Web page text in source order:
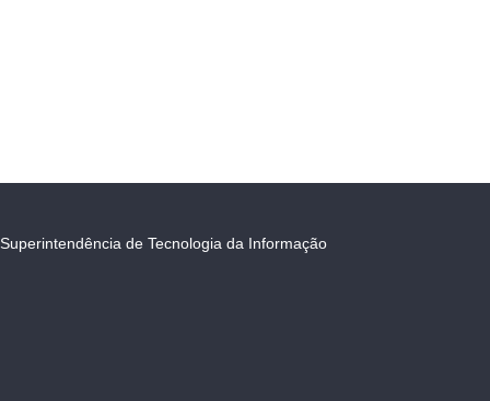
Superintendência de Tecnologia da Informação